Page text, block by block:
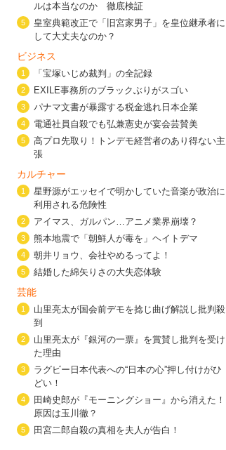
ルは本当なのか 徹底検証
5
皇室典範改正で「旧宮家男子」を皇位継承者に
して大丈夫なのか？
ビジネス
1 「宝塚いじめ裁判」の全記録
2 EXILE事務所のブラックぶりがスゴい
3 パナマ文書が暴露する税金逃れ日本企業
4 電通社員自殺でも弘兼憲史が宴会芸賛美
5
高プロ先取り！トンデモ経営者のあり得ない主
張
カルチャー
1
星野源がエッセイで明かしていた音楽が政治に
利用される危険性
2 アイマス、ガルパン…アニメ業界崩壊？
3 熊本地震で「朝鮮人が毒を」ヘイトデマ
4 朝井リョウ、会社やめるってよ！
5 結婚した綿矢りさの大失恋体験
芸能
1
山里亮太が国会前デモを捻じ曲げ解説し批判殺
到
2
山里亮太が『銀河の一票』を賞賛し批判を受け
た理由
3
ラグビー日本代表への“日本の心”押し付けがひ
どい！
4
田崎史郎が『モーニングショー』から消えた！
原因は玉川徹？
5 田宮二郎自殺の真相を夫人が告白！